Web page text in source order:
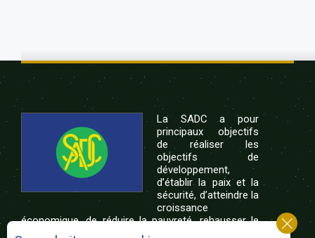
La SADC a pour
principaux objectifs
de réaliser les
objectifs de
développement,
d’établir la paix et la
sécurité, d’atteindre la
croissance
économique, de réduire la pauvreté, rehausser le
niveau et la qualité de vie du peuple de l’Afrique